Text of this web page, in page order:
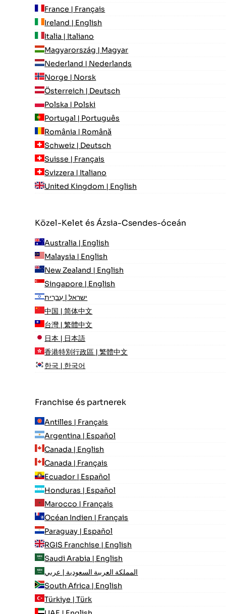
France | Français
Ireland | English
Italia | Italiano
Magyarország | Magyar
Nederland | Nederlands
Norge | Norsk
Österreich | Deutsch
Polska | Polski
Portugal | Português
România | Română
Schweiz | Deutsch
Suisse | Français
Svizzera | Italiano
United Kingdom | English
Közel-Kelet és Ázsia-Csendes-óceán
Australia | English
Malaysia | English
New Zealand | English
Singapore | English
ישראל | עִברִית
中国 | 简体中文
台灣 | 繁體中文
日本 | 日本語
香港特別行政區 | 繁體中文
한국 | 한국어
Franchise és partnerek
Antilles | Français
Argentina | Español
Canada | English
Canada | Français
Ecuador | Español
Honduras | Español
Marocco | Français
Océan Indien | Français
Paraguay | Español
RGIS Franchise | English
Saudi Arabia | English
المملكة العربية السعودية | عربي
South Africa | English
Türkiye | Türk